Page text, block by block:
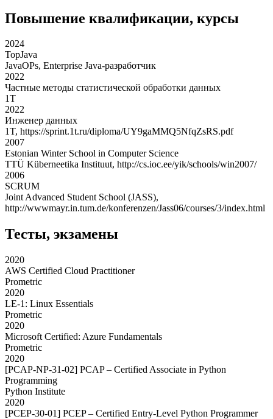
Повышение квалификации, курсы
2024
TopJava
JavaOPs, Enterprise Java-разработчик
2022
Частные методы статистической обработки данных
1T
2022
Инженер данных
1T, https://sprint.1t.ru/diploma/UY9gaMMQ5NfqZsRS.pdf
2007
Estonian Winter School in Computer Science
TTÜ Küberneetika Instituut, http://cs.ioc.ee/yik/schools/win2007/
2006
SCRUM
Joint Advanced Student School (JASS),
http://wwwmayr.in.tum.de/konferenzen/Jass06/courses/3/index.html
Тесты, экзамены
2020
AWS Certified Cloud Practitioner
Prometric
2020
LE-1: Linux Essentials
Prometric
2020
Microsoft Certified: Azure Fundamentals
Prometric
2020
[PCAP-NP-31-02] PCAP – Certified Associate in Python
Programming
Python Institute
2020
[PCEP-30-01] PCEP – Certified Entry-Level Python Programmer